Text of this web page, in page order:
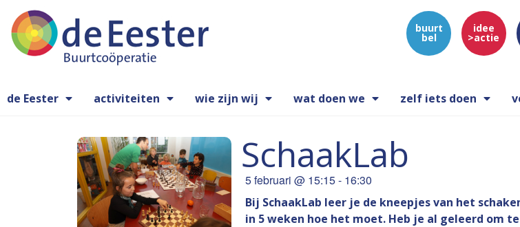
buurt
bel
idee
>actie
de Eester activiteiten wie zijn wij wat doen we zelf iets doen
SchaakLab
5 februari @ 15:15- 16:30
Bij SchaakLab leer je de kneepjes van het
in 5 weken hoe het moet. Heb je al geleerd om